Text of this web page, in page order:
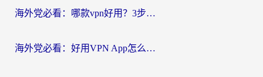
海外党必看：哪款vpn好用？3步选对回国加速器，无缝刷剧玩游戏
海外党必看：好用VPN App怎么选？3步教你无缝访问国内资源